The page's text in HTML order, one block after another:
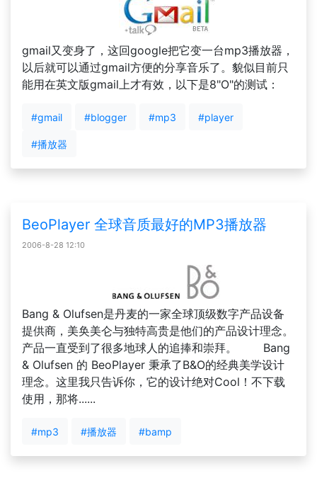
gmail又变身了，这回google把它变一台mp3播放器，
以后就可以通过gmail方便的分享音乐了。貌似目前只
能用在英文版gmail上才有效，以下是8"O"的测试：
#gmail #blogger #mp3 #player
#播放器
BeoPlayer 全球音质最好的MP3播放器
2006-8-28 12:10
Bang & Olufsen是丹麦的一家全球顶级数字产品设备
提供商，美奂美仑与独特高贵是他们的产品设计理念。
产品一直受到了很多地球人的追捧和崇拜。 Bang
& Olufsen 的 BeoPlayer 秉承了B&O的经典美学设计
理念。这里我只告诉你，它的设计绝对Cool！不下载
使用，那将......
#mp3 #播放器 #bamp